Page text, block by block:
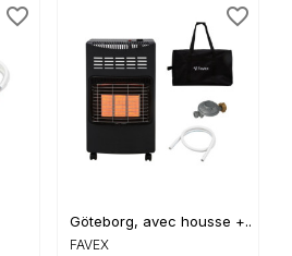
favorite_border
Göteborg, avec housse +...
FAVEX
favorite_border